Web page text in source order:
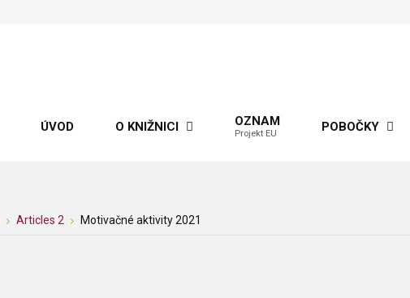
ÚVOD O KNIŽNICI OZNAM
Projekt EU POBOČKY
Articles 2 Motivačné aktivity 2021